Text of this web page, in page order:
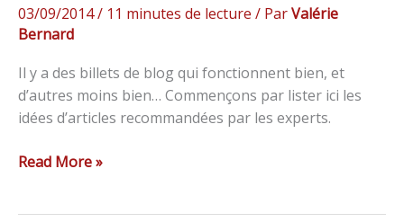
03/09/2014/ 11 minutes de lecture / ParValérie
Bernard
Il y a des billets de blog qui fonctionnent bien, et
d’autres moins bien… Commençons par lister ici les
idées d’articles recommandées par les experts.
Read More »